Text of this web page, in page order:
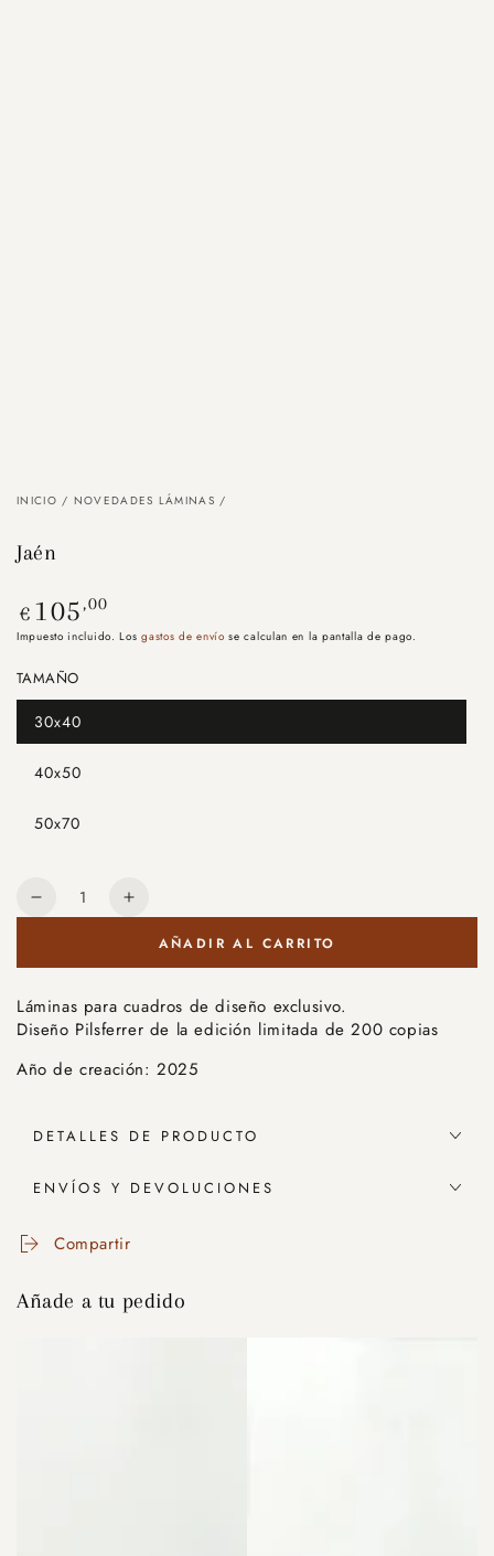
INICIO / NOVEDADES LÁMINAS /
Jaén
Precio
regular
€ 105 ,00
Impuesto incluido. Losgastos de envío se calculan en la pantalla de pago.
TAMAÑO
30x40
Variante
agotada
no
40x50
Variante
no
50x70
Variante
disponible
Cantidad
Reducir
Aumentar
paraAÑADIR AL CARRITO
Láminas para cuadros de diseño exclusivo.
Diseño Pilsferrer de la edición limitada de 200 copias
Año de creación: 2025
DETALLES DE PRODUCTO
ENVÍOS Y DEVOLUCIONES
Compartir
Añade a tu pedido